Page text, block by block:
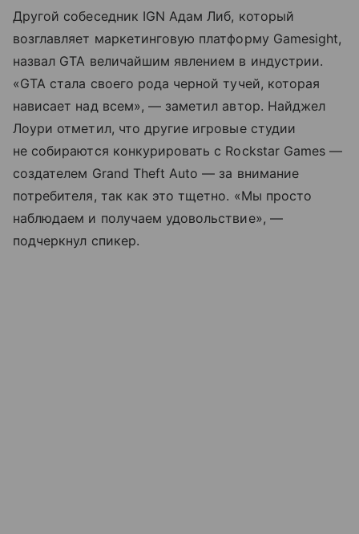
Другой собеседник IGN Адам Либ, который
возглавляет маркетинговую платформу Gamesight,
назвал GTA величайшим явлением в индустрии.
«GTA стала своего рода черной тучей, которая
нависает над всем», — заметил автор. Найджел
Лоури отметил, что другие игровые студии
не собираются конкурировать с Rockstar Games —
создателем Grand Theft Auto — за внимание
потребителя, так как это тщетно. «Мы просто
наблюдаем и получаем удовольствие», —
подчеркнул спикер.